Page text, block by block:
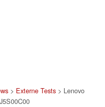
> Externe Tests> Lenovo